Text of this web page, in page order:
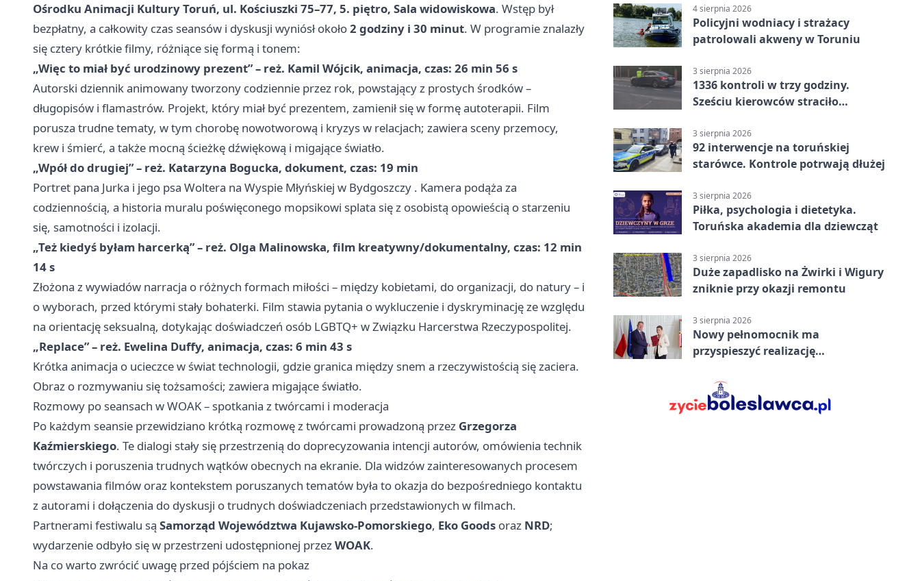
Ośrodku Animacji Kultury Toruń, ul. Kościuszki 75–77, 5. piętro, Sala widowiskowa. Wstęp był
bezpłatny, a całkowity czas seansów i dyskusji wyniósł około2 godziny i 30 minut. W programie znalazły
się cztery krótkie filmy, różniące się formą i tonem:
„Więc to miał być urodzinowy prezent” – reż. Kamil Wójcik, animacja, czas: 26 min 56 s
Autorski dziennik animowany tworzony codziennie przez rok, powstający z prostych środków –
długopisów i flamastrów. Projekt, który miał być prezentem, zamienił się w formę autoterapii. Film
porusza trudne tematy, w tym chorobę nowotworową i kryzys w relacjach; zawiera sceny przemocy,
krew i śmierć, a także mocną ścieżkę dźwiękową i migające światło.
„Wpół do drugiej” – reż. Katarzyna Bogucka, dokument, czas: 19 min
Portret pana Jurka i jego psa Woltera na Wyspie Młyńskiej w Bydgoszczy . Kamera podąża za
codziennością, a historia muralu poświęconego mopsikowi splata się z osobistą opowieścią o starzeniu
się, samotności i izolacji.
„Też kiedyś byłam harcerką” – reż. Olga Malinowska, film kreatywny/dokumentalny, czas: 12 min
14 s
Złożona z wywiadów narracja o różnych formach miłości – między kobietami, do organizacji, do natury – i
o wyborach, przed którymi stały bohaterki. Film stawia pytania o wykluczenie i dyskryminację ze względu
na orientację seksualną, dotykając doświadczeń osób LGBTQ+ w Związku Harcerstwa Rzeczypospolitej.
„Replace” – reż. Ewelina Duffy, animacja, czas: 6 min 43 s
Krótka animacja o ucieczce w świat technologii, gdzie granica między snem a rzeczywistością się zaciera.
Obraz o rozmywaniu się tożsamości; zawiera migające światło.
Rozmowy po seansach w WOAK – spotkania z twórcami i moderacja
Po każdym seansie przewidziano krótką rozmowę z twórcami prowadzoną przez Grzegorza
Kaźmierskiego. Te dialogi stały się przestrzenią do doprecyzowania intencji autorów, omówienia technik
twórczych i poruszenia trudnych wątków obecnych na ekranie. Dla widzów zainteresowanych procesem
powstawania filmów oraz kontekstem poruszanych tematów była to okazja do bezpośredniego kontaktu
z autorami i dołączenia do dyskusji o trudnych doświadczeniach przedstawionych w filmach.
Partnerami festiwalu są Samorząd Województwa Kujawsko-Pomorskiego, Eko Goods oraz NRD;
wydarzenie odbyło się w przestrzeni udostępnionej przezWOAK.
Na co warto zwrócić uwagę przed pójściem na pokaz
4 sierpnia 2026
Policyjni wodniacy i strażacy
patrolowali akweny w Toruniu
3 sierpnia 2026
1336 kontroli w trzy godziny.
Sześciu kierowców straciło
3 sierpnia 2026
92 interwencje na toruńskiej
starówce. Kontrole potrwają dłużej
3 sierpnia 2026
Piłka, psychologia i dietetyka.
Toruńska akademia dla dziewcząt
3 sierpnia 2026
Duże zapadlisko na Żwirki i Wigury
zniknie przy okazji remontu
3 sierpnia 2026
Nowy pełnomocnik ma
przyspieszyć realizację